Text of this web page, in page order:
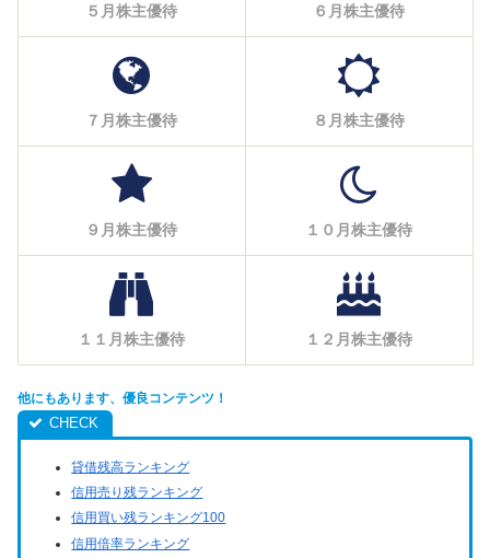
５月株主優待 ６月株主優待
７月株主優待 ８月株主優待
９月株主優待 １０月株主優待
１１月株主優待 １２月株主優待
他にもあります、優良コンテンツ！
貸借残高ランキング
信用売り残ランキング
信用買い残ランキング100
信用倍率ランキング